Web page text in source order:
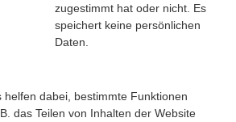
zugestimmt hat oder nicht. Es
speichert keine persönlichen
Daten.
helfen dabei, bestimmte Funktionen
das Teilen von Inhalten der Website